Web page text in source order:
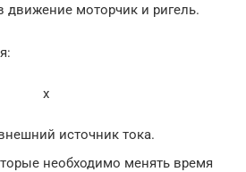
движение моторчик и ригель.
x
источник тока.
необходимо менять время